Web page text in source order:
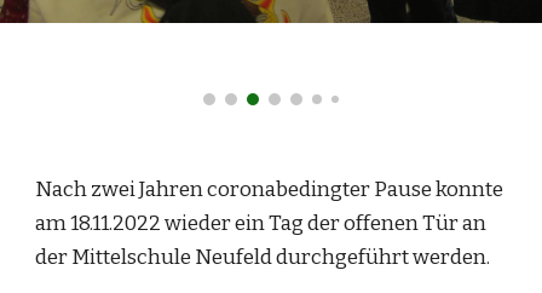
Nach zwei Jahren coronabedingter Pause konnte
am 18.11.2022 wieder ein Tag der offenen Tür an
der Mittelschule Neufeld durchgeführt werden.